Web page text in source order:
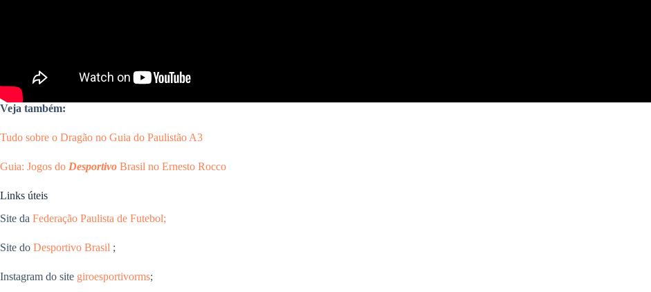
Veja também:
Tudo sobre o Dragão no Guia do Paulistão A3
Guia: Jogos do Desportivo Brasil no Ernesto Rocco
Links úteis
Site da Federação Paulista de Futebol;
Site do Desportivo Brasil ;
Instagram do site giroesportivorms;